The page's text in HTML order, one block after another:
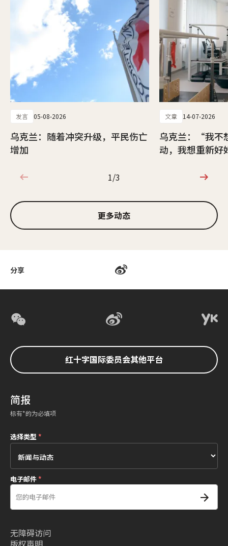
分享
发言 05-08-2026
乌克兰：随着冲突升级，平民伤亡
增加
文章 14-07-2026
乌克兰：“我不
动，我想重新
1/3
1/3
更多动态
红十字国际委员会其他平台
简报
标有*的为必填项
选择类型*
电子邮件*
无障碍访问